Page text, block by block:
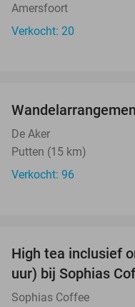
Amersfoort
Verkocht: 20
De Aker
Putten (15 km)
Verkocht: 96
High tea inclusief
uur) bij Sophias
Sophias Coffee